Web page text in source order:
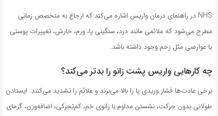
NHS در راهنمای درمان واریس اشاره می‌کند که ارجاع به متخصص زمانی
مطرح می‌شود که علائمی مانند درد، سنگینی پا، ورم، خارش، تغییرات پوستی
یا عوارضی مثل زخم وجود داشته باشد.
چه کارهایی واریس پشت زانو را بدتر می‌کند؟
برخی عادت‌ها فشار وریدی پا را بالا می‌برند و علائم را تشدید می‌کنند. ایستادن
طولانی بدون حرکت، نشستن مداوم با زانوی خم، کم‌تحرکی، اضافه‌وزن، گرمای